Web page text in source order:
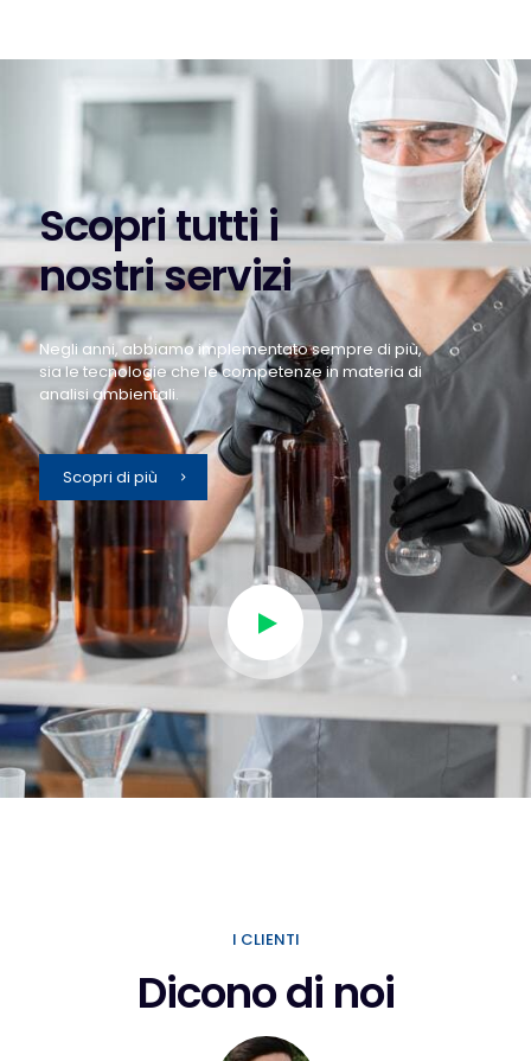
Scopri tutti i
nostri servizi
Negli anni, abbiamo implementato sempre di più,
sia le tecnologie che le competenze in materia di
analisi ambientali.
Scopri di più
I CLIENTI
Dicono di noi